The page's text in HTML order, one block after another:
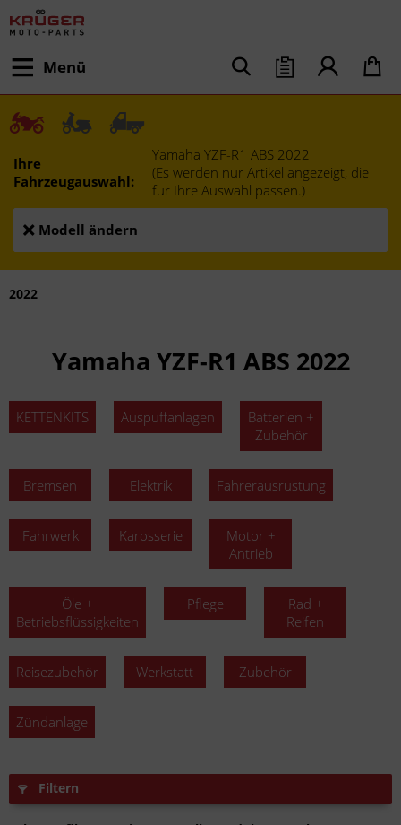
Menü
Ihre
Fahrzeugauswahl:
Yamaha YZF-R1 ABS 2022
(Es werden nur Artikel angezeigt, die
für Ihre Auswahl passen.)
Modell ändern
2022
Yamaha YZF-R1 ABS 2022
KETTENKITS Auspuffanlagen
Batterien +
Zubehör
Bremsen Elektrik Fahrerausrüstung
Fahrwerk Karosserie
Motor +
Antrieb
Öle +
Betriebsflüssigkeiten
Pflege
Rad +
Reifen
Reisezubehör Werkstatt Zubehör
Zündanlage
Filtern